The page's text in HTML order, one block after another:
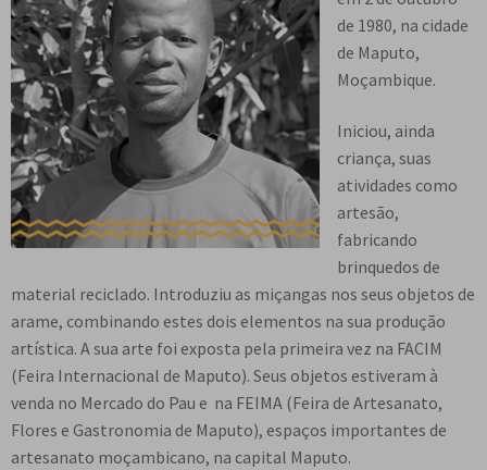
n
u
d
e
d
e
s
c
e
n
m
n
u
d
e
s
c
e
n
d
e
n
t
e
n
d
i
m
e
n
u
d
e
s
c
e
n
d
e
n
p
a
n
i
r
m
e
n
u
d
e
s
c
e
n
d
Meu cadastro
de 1980, na cidade
de Maputo,
Moçambique.
Iniciou, ainda
criança, suas
atividades como
artesão,
fabricando
brinquedos de
material reciclado. Introduziu as miçangas nos seus objetos de
arame, combinando estes dois elementos na sua produção
artística. A sua arte foi exposta pela primeira vez na FACIM
(Feira Internacional de Maputo). Seus objetos estiveram à
venda no Mercado do Pau e na FEIMA (Feira de Artesanato,
Flores e Gastronomia de Maputo), espaços importantes de
artesanato moçambicano, na capital Maputo.